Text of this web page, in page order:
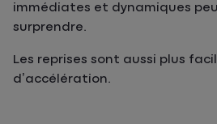
immédiates et dynamiques
surprendre.
Les reprises sont aussi plus
d’accélération.